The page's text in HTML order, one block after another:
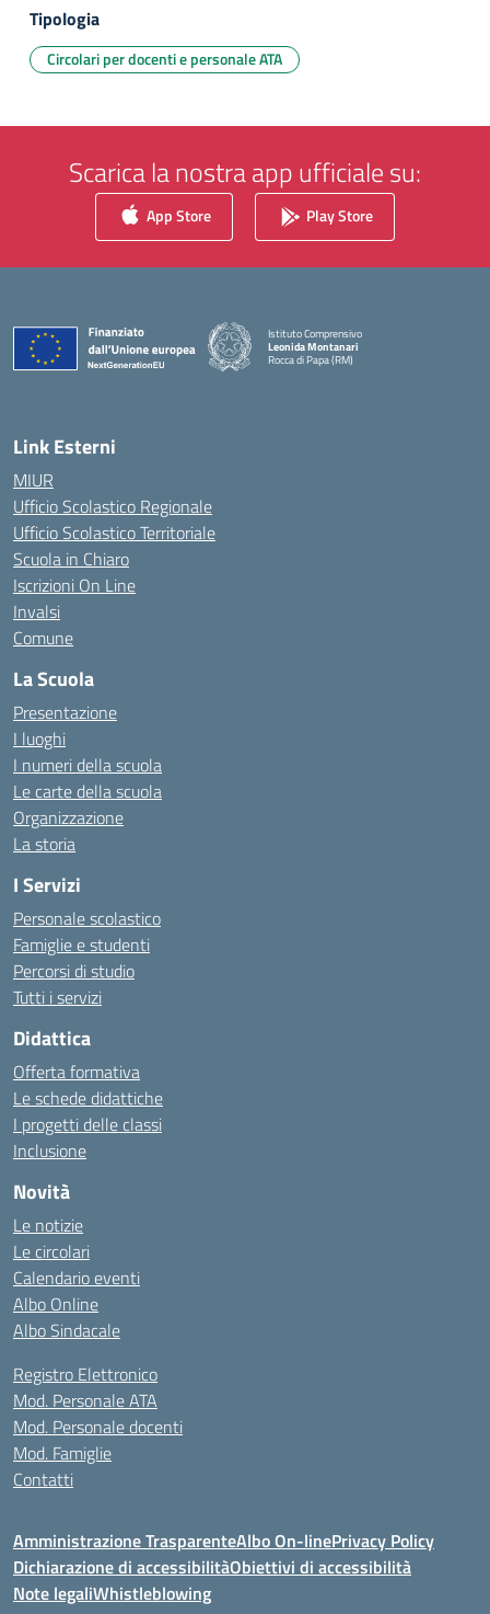
Tipologia
Circolari per docenti e personale ATA
Scarica la nostra app ufficiale su:
App Store Play Store
Istituto Comprensivo
Leonida Montanari
Rocca di Papa (RM)
— Visita la pagina iniziale della scuola
Link Esterni
MIUR
Ufficio Scolastico Regionale
Ufficio Scolastico Territoriale
Scuola in Chiaro
Iscrizioni On Line
Invalsi
Comune
La Scuola
Presentazione
I luoghi
I numeri della scuola
Le carte della scuola
Organizzazione
La storia
I Servizi
Personale scolastico
Famiglie e studenti
Percorsi di studio
Tutti i servizi
Didattica
Offerta formativa
Le schede didattiche
I progetti delle classi
Inclusione
Novità
Le notizie
Le circolari
Calendario eventi
Albo Online
Albo Sindacale
Registro Elettronico
Mod. Personale ATA
Mod. Personale docenti
Mod. Famiglie
Contatti
Amministrazione TrasparenteAlbo On-linePrivacy Policy
Dichiarazione di accessibilitàObiettivi di accessibilità
Note legaliWhistleblowing